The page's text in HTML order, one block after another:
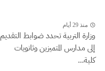
منذ 29 أيام
وزارة التربية تحدد ضوابط التقديم
إلى مدارس المتميزين وثانويات
كلية...